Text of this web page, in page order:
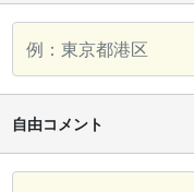
自由コメント